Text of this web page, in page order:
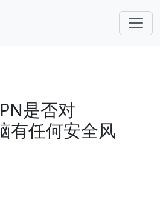
是否对
有任何安全风